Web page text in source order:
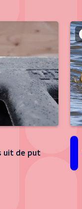
uit de put